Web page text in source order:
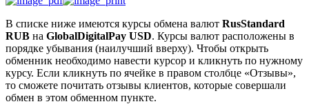
В списке ниже имеются курсы обмена валют RusStandard
RUB на GlobalDigitalPay USD. Курсы валют расположены в
порядке убывания (наилучший вверху). Чтобы открыть
обменник необходимо навести курсор и кликнуть по нужному
курсу. Если кликнуть по ячейке в правом столбце «Отзывы»,
то сможете почитать отзывы клиентов, которые совершали
обмен в этом обменном пункте.